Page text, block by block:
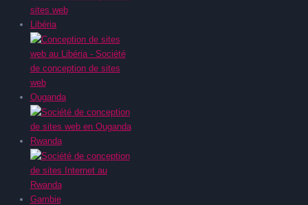
Libéria
Ouganda
Rwanda
Gambie